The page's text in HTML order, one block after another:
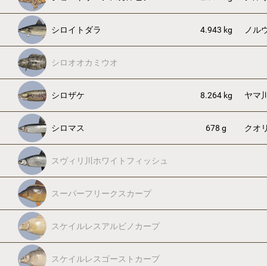
シロイトダラ 4.943 kg ノル
シロオオカミウオ
シロザケ 8.264 kg ヤマ
シロマス 678 g クオ
スヴィリ川ホワイトフィッシュ
スーパーフリークスカープ
スケイルレスアルビノカープ
スケイルレスゴーストカープ